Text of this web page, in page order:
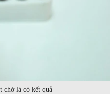
chờ là có kết quả